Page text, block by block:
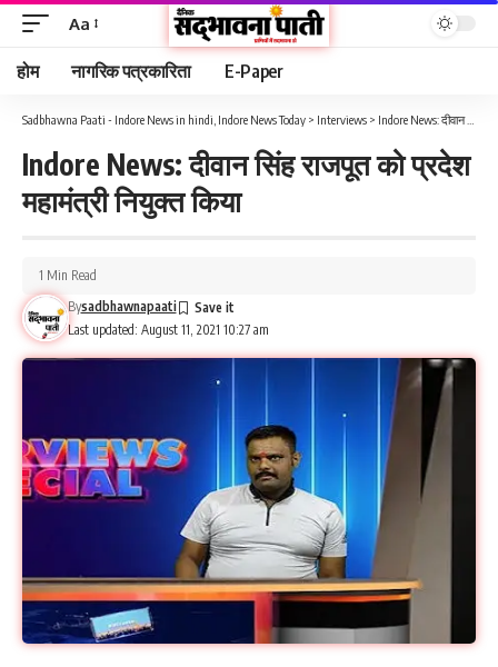
Aa
होम नागरिक पत्रकारिता E-Paper
Sadbhawna Paati - Indore News in hindi, Indore News Today > Interviews > Indore News: दीवान सिंह राजपूत को प्रदेश महामंत्री नियुक्त किया
Indore News: दीवान सिंह राजपूत को प्रदेश
महामंत्री नियुक्त किया
Last updated: August 11, 2021 10:27 am
Bysadbhawnapaati
1 Min Read